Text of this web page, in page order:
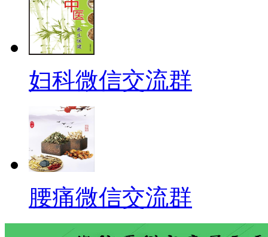
妇科微信交流群
腰痛微信交流群